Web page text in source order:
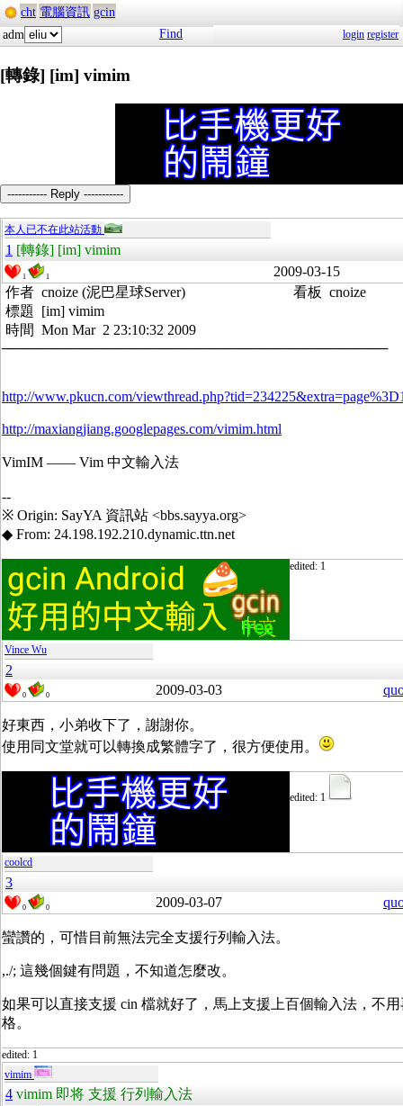
cht 電腦資訊 gcin
adm
Find login register
[轉錄] [im] vimim
----------- Reply -----------
本人已不在此站活動
1 [轉錄] [im] vimim
1 1
2009-03-15
作者 cnoize (泥巴星球Server) 看板 cnoize
標題 [im] vimim
時間 Mon Mar 2 23:10:32 2009
───────────────────────────────────────
http://www.pkucn.com/
http://maxiangjiang.googlepages.com/vimim.html
VimIM —— Vim 中文輸入法
--
※ Origin: SayYA 資訊站 <bbs.sayya.org>
◆ From: 24.198.192.210.dynamic.ttn.net
edited: 1
Vince Wu
2
0 0 2009-03-03
好東西，小弟收下了，謝謝你。
使用同文堂就可以轉換成繁體字了，很方便使用。
edited: 1
coolcd
3
0 0 2009-03-07
蠻讚的，可惜目前無法完全支援行列輸入法。
,./; 這幾個鍵有問題，不知道怎麼改。
如果可以直接支援 cin 檔就好了，馬上支援上百個輸入法，不
格。
edited: 1
vimim
4 vimim 即将 支援 行列輸入法